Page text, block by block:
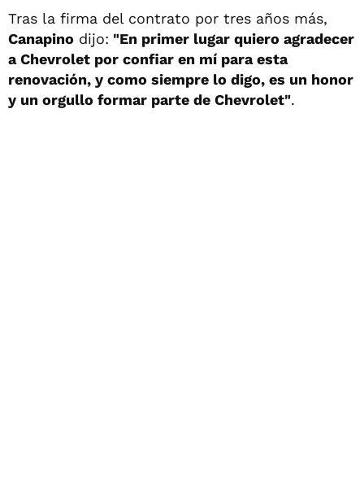
Tras la firma del contrato por tres años más,
Canapino dijo: "En primer lugar quiero agradecer
a Chevrolet por confiar en mí para esta
renovación, y como siempre lo digo, es un honor
y un orgullo formar parte de Chevrolet".